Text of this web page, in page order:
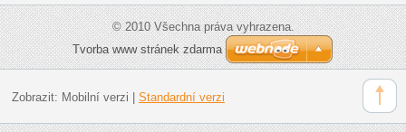
© 2010 Všechna práva vyhrazena.
Tvorba www stránek zdarma
Zobrazit: Mobilní verzi Standardní verzi